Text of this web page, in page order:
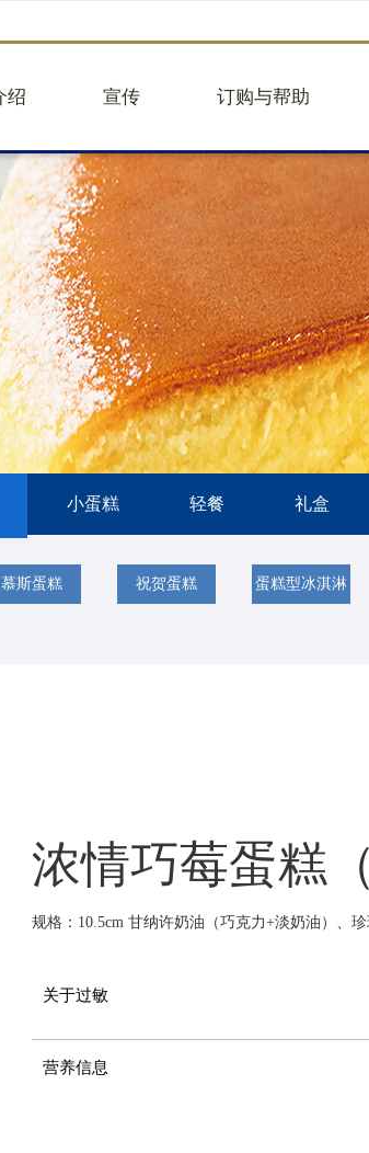
绍
购
册25版
宣传
往期活动
往期新闻
品牌合作
订购与帮助
企业团购
建议意见
帮助中心
举报违规
小蛋糕 轻餐 礼盒
慕斯蛋糕 祝贺蛋糕 蛋糕型冰淇淋
浓情巧莓蛋糕（
规格：10.5cm 甘纳许奶油（巧克力+淡奶油）、
关于过敏
营养信息